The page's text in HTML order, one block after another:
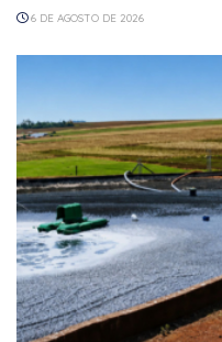
6 DE AGOSTO DE 2026